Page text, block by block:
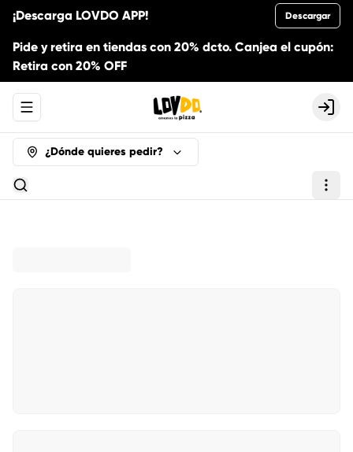
¡Descarga LOVDO APP! Descargar
Pide y retira en tiendas con 20% dcto. Canjea el cupón:
Retira con 20% OFF
Abrir menu de navegación Login
¿Dónde quieres pedir?